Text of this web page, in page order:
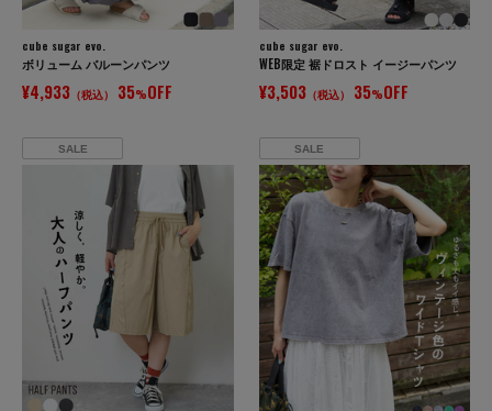
cube sugar evo.
ボリューム バルーンパンツ
¥4,933 （税込） 35%OFF
cube sugar evo.
WEB限定 裾ドロスト イージーパンツ
¥3,503（税込） 35%OFF
SALE SALE